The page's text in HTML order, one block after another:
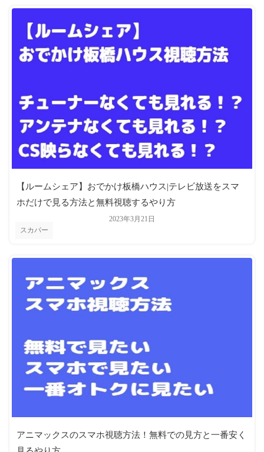
スカパー
2023年3月21日
【ルームシェア】おでかけ板橋ハウス|テレビ放送をスマ
ホだけで見る方法と無料視聴するやり方
アニマックスのスマホ視聴方法！無料での見方と一番安く